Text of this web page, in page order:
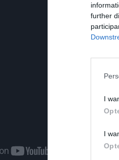
further
I
I